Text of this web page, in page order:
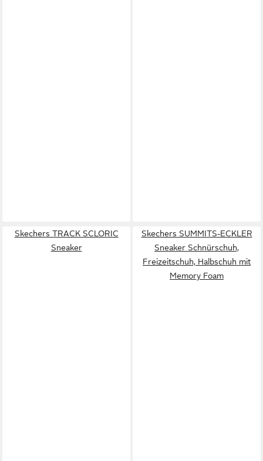
Skechers TRACK SCLORIC
Sneaker
Skechers SUMMITS-ECKLER
Sneaker Schnürschuh,
Freizeitschuh, Halbschuh mit
Memory Foam